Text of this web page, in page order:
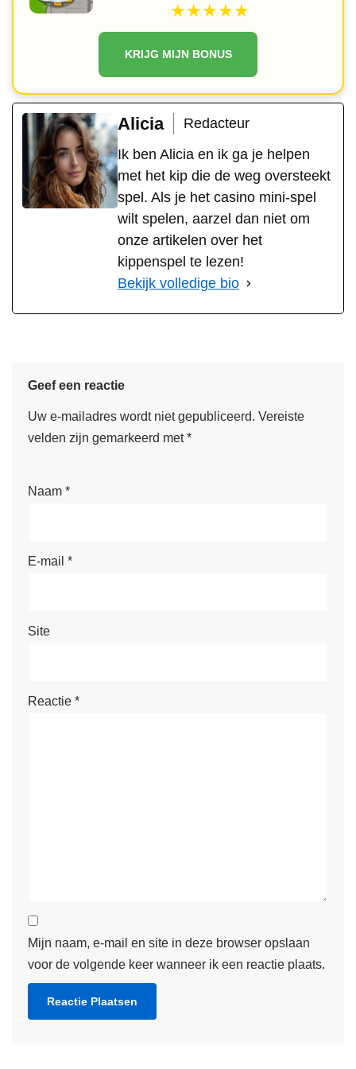
★★★★★
KRIJG MIJN BONUS
Alicia
Redacteur
Ik ben Alicia en ik ga je helpen
met het kip die de weg oversteekt
spel. Als je het casino mini-spel
wilt spelen, aarzel dan niet om
onze artikelen over het
kippenspel te lezen!
Bekijk volledige bio
Geef een reactie
Uw e-mailadres wordt niet gepubliceerd. Vereiste
velden zijn gemarkeerd met*
Naam *
E-mail *
Site
Reactie *
Mijn naam, e-mail en site in deze browser opslaan
voor de volgende keer wanneer ik een reactie plaats.